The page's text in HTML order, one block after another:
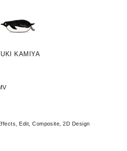
KAMIYA
Edit, Composite, 2D Design